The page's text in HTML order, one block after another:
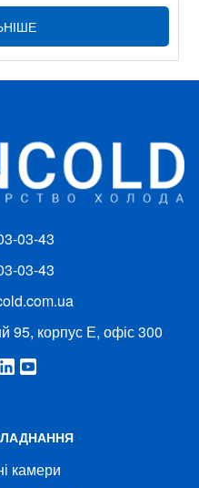
03-43
03-43
95, корпус Е, офіс 300
камери